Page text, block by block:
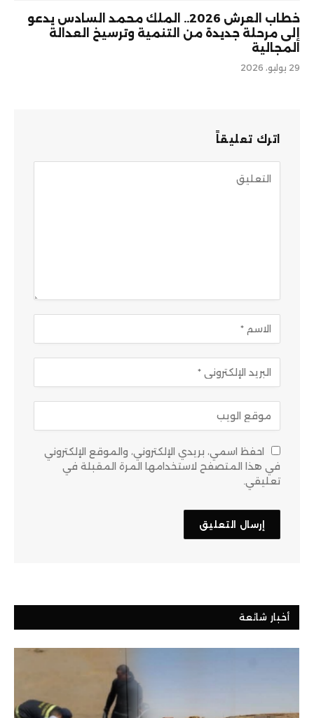
خطاب العرش 2026.. الملك محمد السادس يدعو
إلى مرحلة جديدة من التنمية وترسيخ العدالة
المجالية
29 يوليو، 2026
اترك تعليقاً
احفظ اسمي، بريدي الإلكتروني، والموقع الإلكتروني
في هذا المتصفح لاستخدامها المرة المقبلة في
تعليقي.
أخبار شائعة